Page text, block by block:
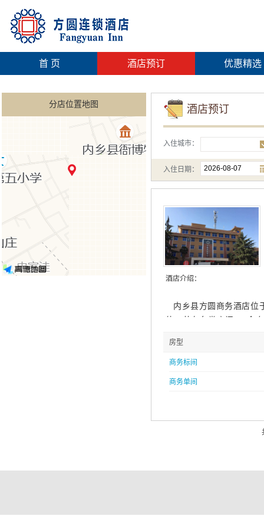
首 页 酒店预订 优惠精选
分店位置地图 酒店预订
入住城市：
入住日期：
酒店介绍：
内乡县方圆商务酒店位
调典雅，包房宽敞明亮
型LED电子屏和灯光设
各种宴请和住宿的首选场
房型
商务标间
商务单间